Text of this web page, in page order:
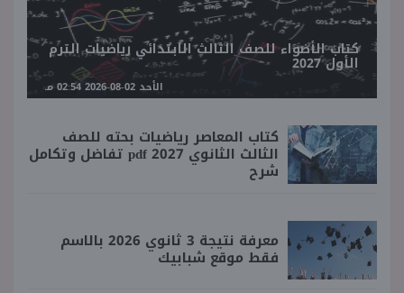
كتاب الأضواء للصف الثالث الابتدائي رياضيات الترم
الأول 2027
الأحد 02-08-2026 02:54 مـ
كتاب المعاصر رياضيات بحته للصف
الثالث الثانوي 2027 pdf تفاضل وتكامل
شرح
معرفة نتيجة 3 ثانوي 2026 بالاسم
فقط موقع شبابيك